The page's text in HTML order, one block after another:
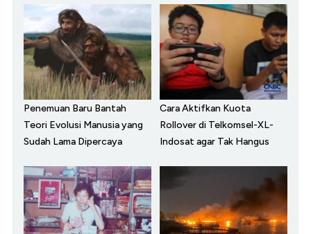
Penemuan Baru Bantah
Teori Evolusi Manusia yang
Sudah Lama Dipercaya
Cara Aktifkan Kuota
Rollover di Telkomsel-XL-
Indosat agar Tak Hangus